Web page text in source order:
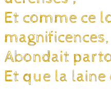
Et comme ce
magnificences,
Abondait
Et que la